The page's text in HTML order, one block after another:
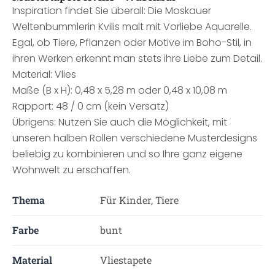
Inspiration findet Sie überall: Die Moskauer
Weltenbummlerin Kvilis malt mit Vorliebe Aquarelle.
Egal, ob Tiere, Pflanzen oder Motive im Boho-Stil, in
ihren Werken erkennt man stets ihre Liebe zum Detail.
Material: Vlies
Maße (B x H): 0,48 x 5,28 m oder 0,48 x 10,08 m
Rapport: 48 / 0 cm (kein Versatz)
Übrigens: Nutzen Sie auch die Möglichkeit, mit
unseren halben Rollen verschiedene Musterdesigns
beliebig zu kombinieren und so Ihre ganz eigene
Wohnwelt zu erschaffen.
Thema Für Kinder, Tiere
Farbe bunt
Material Vliestapete